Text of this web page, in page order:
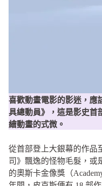
喜歡動畫電影的影迷，應
具總動員》，這是影史首
繪動畫的式微。
從首部登上大銀幕的作品
司》飄逸的怪物毛髮，或
的奧斯卡金像獎（